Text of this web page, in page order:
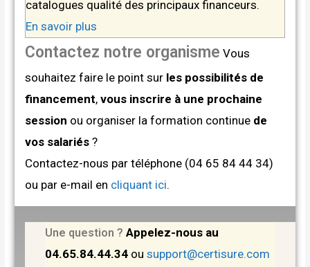
catalogues qualité des principaux financeurs.
En savoir plus
Contactez notre organisme Vous
souhaitez faire le point sur les possibilités de
financement,vous inscrire à une prochaine
session ou organiser la formation continue de
vos salariés ?
Contactez-nous par téléphone (04 65 84 44 34)
ou par e-mail en cliquant ici.
Une question ? Appelez-nous au
04.65.84.44.34 ousupport@certisure.com